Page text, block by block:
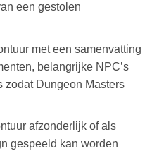
een gestolen
met een samenvatting
belangrijke NPC’s
zodat Dungeon Masters
afzonderlijk of als
gespeeld kan worden